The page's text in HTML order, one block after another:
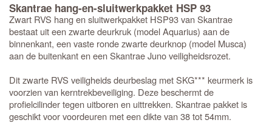
Skantrae hang-en-sluitwerkpakket HSP 93
Zwart RVS hang en sluitwerkpakket HSP93 van Skantrae
bestaat uit een zwarte deurkruk (model Aquarius) aan de
binnenkant, een vaste ronde zwarte deurknop (model Musca)
aan de buitenkant en een Skantrae Juno veiligheidsrozet.
Dit zwarte RVS veiligheids deurbeslag met SKG*** keurmerk is
voorzien van kerntrekbeveiliging. Deze beschermt de
profielcilinder tegen uitboren en uittrekken. Skantrae pakket is
geschikt voor voordeuren met een dikte van 38 tot 54mm.